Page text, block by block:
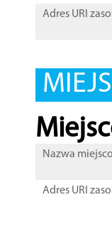
Adres URI
Nazwa
Adres URI